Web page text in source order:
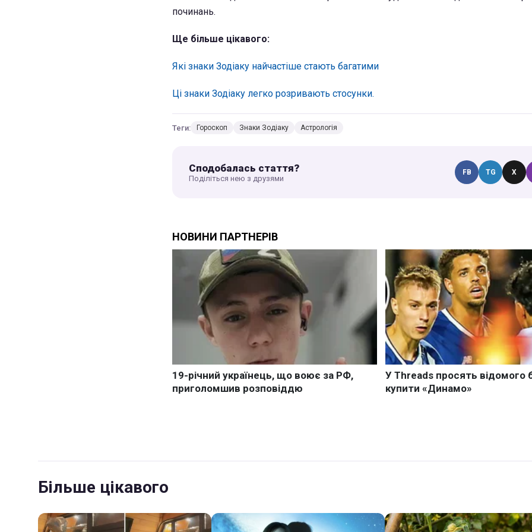
починань.
Ще більше цікавого:
Які знаки Зодіаку найчастіше стають багатими
Ці знаки Зодіаку легко розривають стосунки.
Теги: Гороскоп Знаки Зодіаку Астрологія
Сподобалась стаття?
Поділіться нею з друзями
FB TG X
Більше цікавого